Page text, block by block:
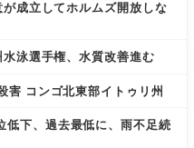
成立してホルムズ開放しな
泳選手権、水質改善進む
害 コンゴ北東部イトゥリ州
低下、過去最低に、雨不足続